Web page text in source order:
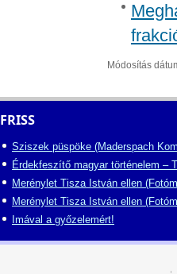
Módosítás
FRISS
Sziszek püspöke (Maderspach
Érdekfeszítő magyar történelem –
Merénylet Tisza István ellen
Merénylet Tisza István ellen
Imával a győzelemért!